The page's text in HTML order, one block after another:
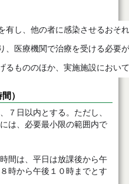
有し、他の者に感染させるおそ
、医療機関で治療を受ける必要
るもののほか、実施施設におい
）
７日以内とする。ただし、
は、必要最小限の範囲内で
間は、平日は放課後から午
時から午後１０時までとす